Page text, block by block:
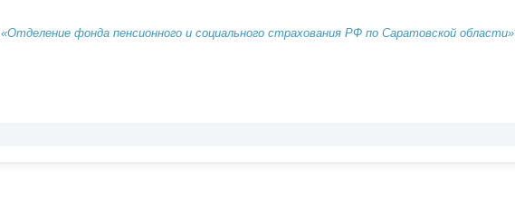
«Отделение фонда пенсионного и социального страхования РФ по Саратовской области»